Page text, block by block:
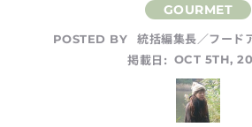
POSTED BY
統括編集長／フード
掲載日: OCT 5TH,